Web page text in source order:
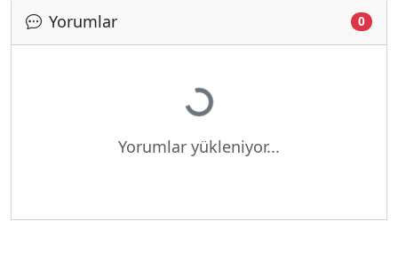
Yorumlar 0
Yükleniyor...
Yorumlar yükleniyor...